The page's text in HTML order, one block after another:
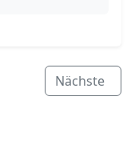
Nächste